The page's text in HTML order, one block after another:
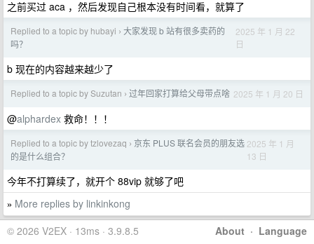
之前买过 aca ，然后发现自己根本没有时间看，就算了
Replied to a topic by hubayi › 大家发现 b 站有很多卖药的
吗？
2025 年 1 月 22
日
b 现在的内容越来越少了
Replied to a topic by Suzutan › 过年回家打算给父母带点啥 2025 年 1 月 20 日
@alphardex 救命！！！
Replied to a topic by tzlovezaq › 京东 PLUS 联名会员的朋友选
的是什么组合？
2025 年 1 月
13 日
今年不打算续了，就开个 88vip 就够了吧
» More replies by linkinkong
About · Language
© 2026 V2EX · 13ms · 3.9.8.5